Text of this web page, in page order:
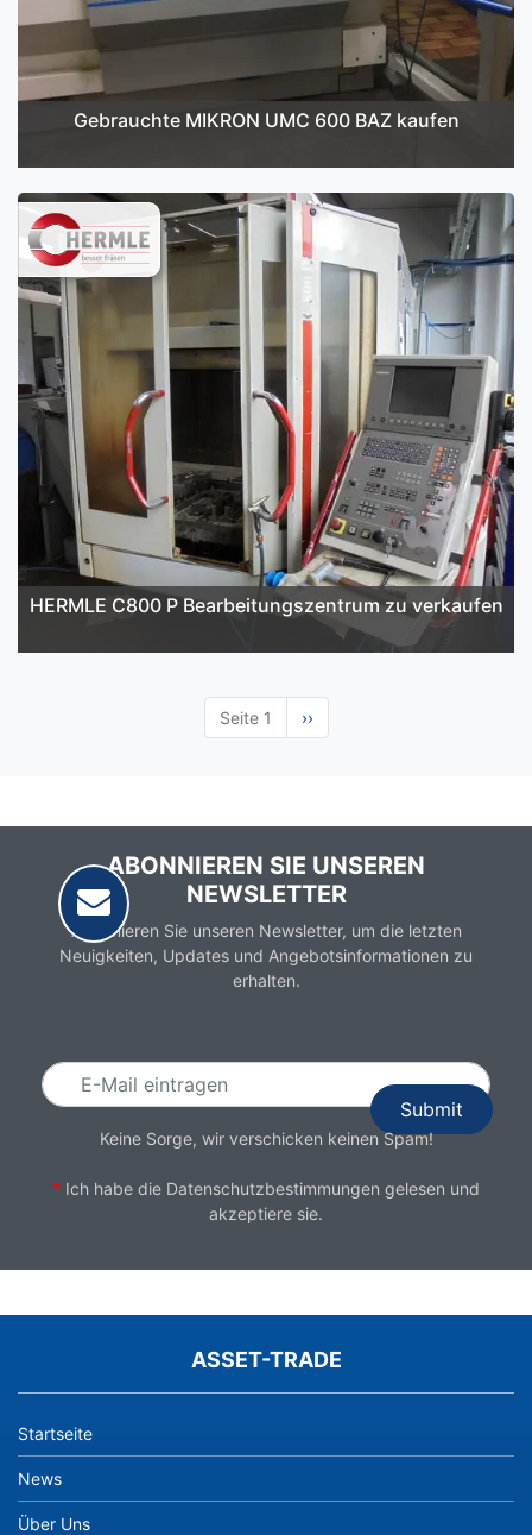
Gebrauchte MIKRON UMC 600 BAZ kaufen
HERMLE C800 P Bearbeitungszentrum zu verkaufen
Seite 1
Nächste
Seite
››
ABONNIEREN SIE UNSEREN
NEWSLETTER
Abonnieren Sie unseren Newsletter, um die letzten
Neuigkeiten, Updates und Angebotsinformationen zu
erhalten.
Keine Sorge, wir verschicken keinen Spam!
* Ich habe die Datenschutzbestimmungen gelesen und
akzeptiere sie.
ASSET-TRADE
Startseite
News
Über Uns